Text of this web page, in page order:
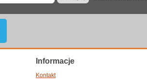
Informacje
Kontakt